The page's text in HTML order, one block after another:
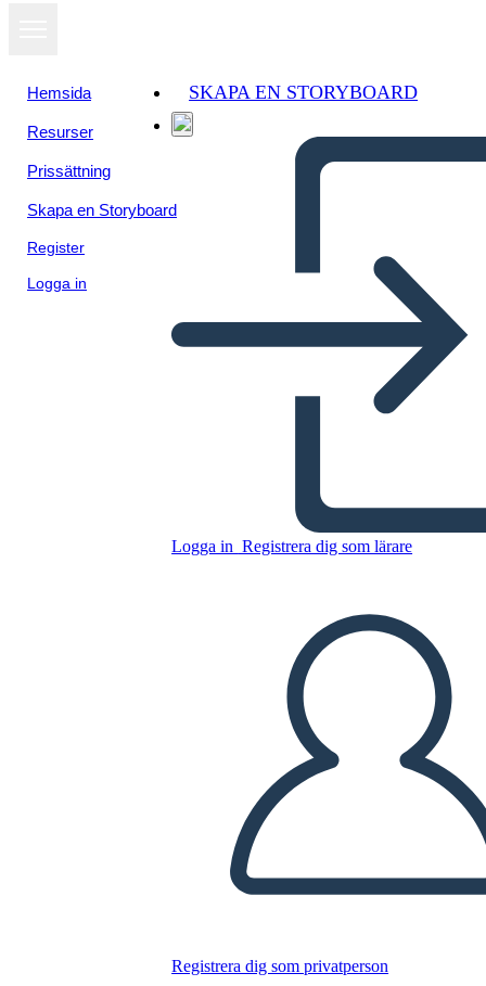
Hemsida
Resurser
Prissättning
Skapa en Storyboard
Register
Logga in
SKAPA EN STORYBOARD
Logga in Registrera dig som lärare
Registrera dig som privatperson
Kopiera denna storyboard
SKAPA EN STORYBOARD
LÄS FÖR MIG